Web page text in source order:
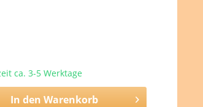
ca. 3-5 Werktage
In den Warenkorb